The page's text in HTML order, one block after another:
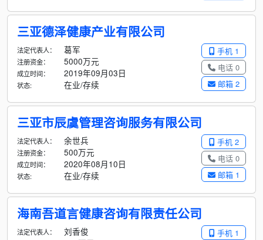
三亚德泽健康产业有限公司
手机 1
电话 0
邮箱 2
法定代表人： 葛军
注册资金： 5000万元
成立时间： 2019年09月03日
状态: 在业/存续
三亚市辰虞管理咨询服务有限公司
手机 2
电话 0
邮箱 1
法定代表人： 余世兵
注册资金： 500万元
成立时间： 2020年08月10日
状态: 在业/存续
海南吾道言健康咨询有限责任公司
手机 1
法定代表人： 刘香俊